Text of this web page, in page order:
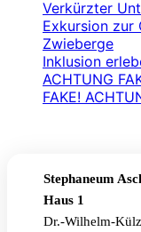
Verkürzter
Exkursion zur
Zwieberge
Inklusion
ACHTUNG
FAKE!
Stephaneum
Haus 1
Dr.-Wilhelm-